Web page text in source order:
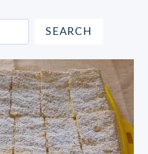
SEARCH